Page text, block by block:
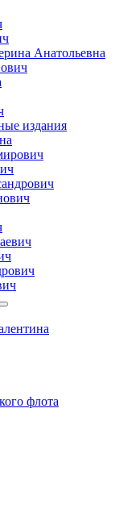
Анатольевна
издания
флота